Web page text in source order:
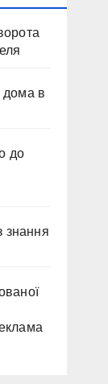
дома в
до
знання